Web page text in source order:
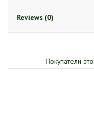
Reviews (0)
Покупатели